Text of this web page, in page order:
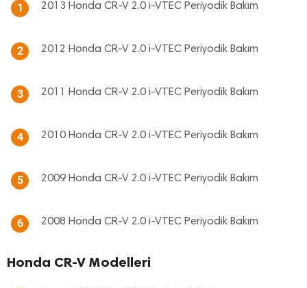
1 2013 Honda CR-V 2.0 i-VTEC Periyodik Bakım
2 2012 Honda CR-V 2.0 i-VTEC Periyodik Bakım
3 2011 Honda CR-V 2.0 i-VTEC Periyodik Bakım
4 2010 Honda CR-V 2.0 i-VTEC Periyodik Bakım
5 2009 Honda CR-V 2.0 i-VTEC Periyodik Bakım
6 2008 Honda CR-V 2.0 i-VTEC Periyodik Bakım
Honda CR-V Modelleri